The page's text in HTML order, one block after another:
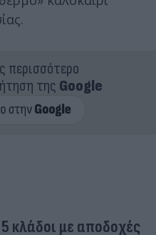
περισσότερο
της Google
κλάδοι με αποδοχές